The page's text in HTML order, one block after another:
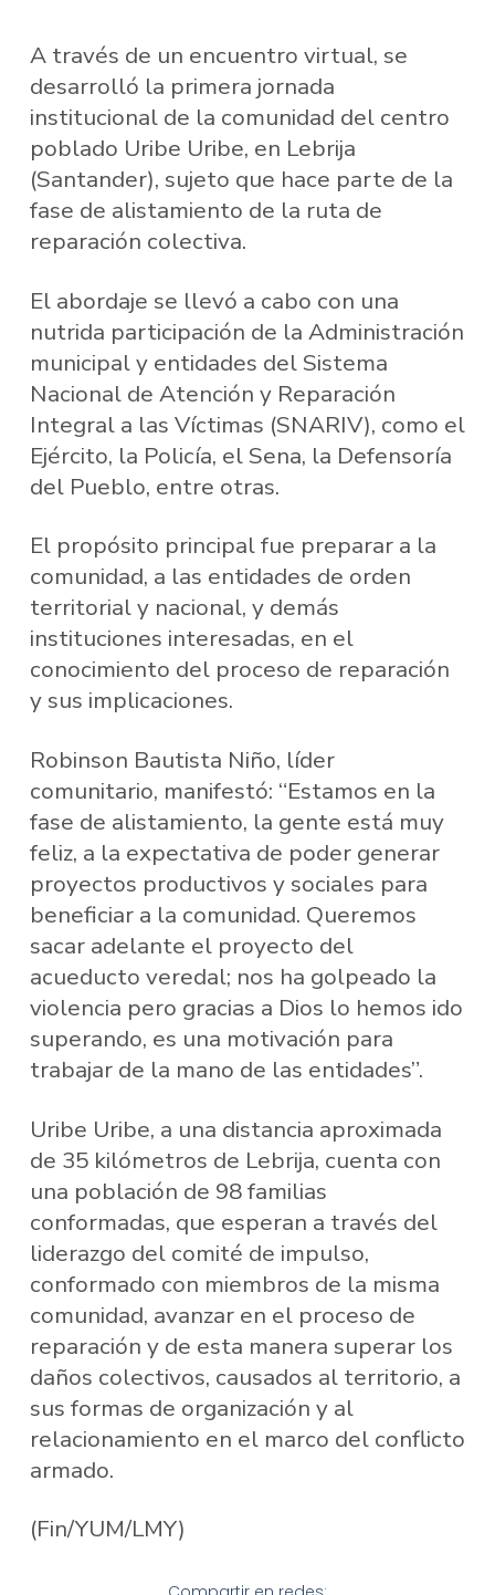
A través de un encuentro virtual, se
desarrolló la primera jornada
institucional de la comunidad del centro
poblado Uribe Uribe, en Lebrija
(Santander), sujeto que hace parte de la
fase de alistamiento de la ruta de
reparación colectiva.
El abordaje se llevó a cabo con una
nutrida participación de la Administración
municipal y entidades del Sistema
Nacional de Atención y Reparación
Integral a las Víctimas (SNARIV), como el
Ejército, la Policía, el Sena, la Defensoría
del Pueblo, entre otras.
El propósito principal fue preparar a la
comunidad, a las entidades de orden
territorial y nacional, y demás
instituciones interesadas, en el
conocimiento del proceso de reparación
y sus implicaciones.
Robinson Bautista Niño, líder
comunitario, manifestó: “Estamos en la
fase de alistamiento, la gente está muy
feliz, a la expectativa de poder generar
proyectos productivos y sociales para
beneficiar a la comunidad. Queremos
sacar adelante el proyecto del
acueducto veredal; nos ha golpeado la
violencia pero gracias a Dios lo hemos ido
superando, es una motivación para
trabajar de la mano de las entidades”.
Uribe Uribe, a una distancia aproximada
de 35 kilómetros de Lebrija, cuenta con
una población de 98 familias
conformadas, que esperan a través del
liderazgo del comité de impulso,
conformado con miembros de la misma
comunidad, avanzar en el proceso de
reparación y de esta manera superar los
daños colectivos, causados al territorio, a
sus formas de organización y al
relacionamiento en el marco del conflicto
armado.
(Fin/YUM/LMY)